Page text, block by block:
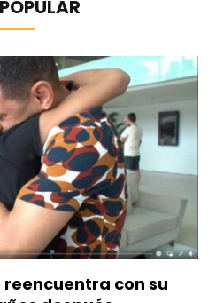
reencuentra con su